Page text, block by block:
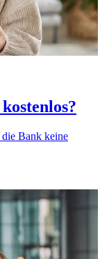
Bank keine